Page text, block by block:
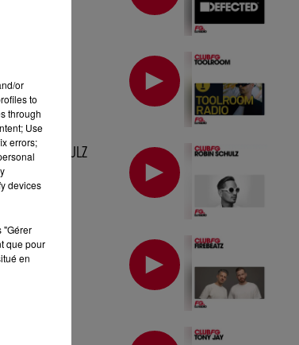
: ROBIN SCHULZ
: FIREBEATZ
or
to
through
Use
errors;
devices
"Gérer
que pour
en